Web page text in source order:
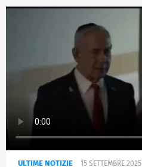
ULTIME NOTIZIE 15 SETTEMBRE 2025